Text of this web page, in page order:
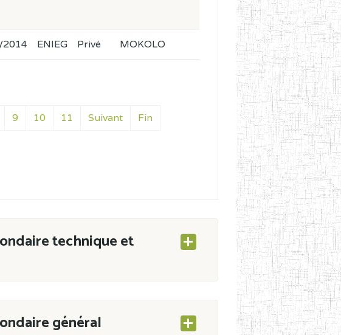
9 10 11 Suivant Fin
ENIEG Privé MOKOLO
technique et
général